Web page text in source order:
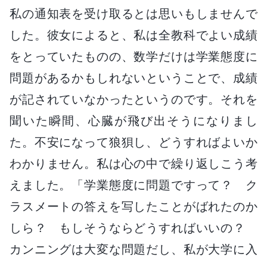
私の通知表を受け取るとは思いもしませんで
した。彼女によると、私は全教科でよい成績
をとっていたものの、数学だけは学業態度に
問題があるかもしれないということで、成績
が記されていなかったというのです。それを
聞いた瞬間、心臓が飛び出そうになりまし
た。不安になって狼狽し、どうすればよいか
わかりません。私は心の中で繰り返しこう考
えました。「学業態度に問題ですって？ ク
ラスメートの答えを写したことがばれたのか
しら？ もしそうならどうすればいいの？
カンニングは大変な問題だし、私が大学に入